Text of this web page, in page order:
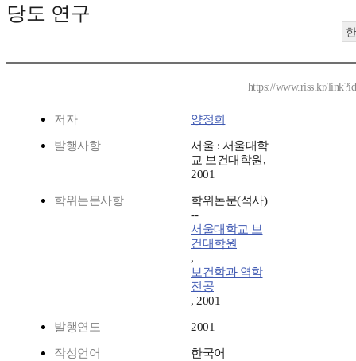
당도 연구
https://www.riss.kr/
저자 양정희
발행사항
서울 : 서울대학
교 보건대학원,
2001
학위논문사항
학위논문(석사)
--
서울대학교 보
건대학원
,
보건학과 역학
전공
, 2001
발행연도 2001
작성언어
한국어